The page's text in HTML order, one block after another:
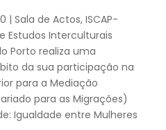
| Sala de Actos, ISCAP-
Estudos Interculturais
Porto realiza uma
da sua participação na
para a Mediação
para as Migrações)
Igualdade entre Mulheres